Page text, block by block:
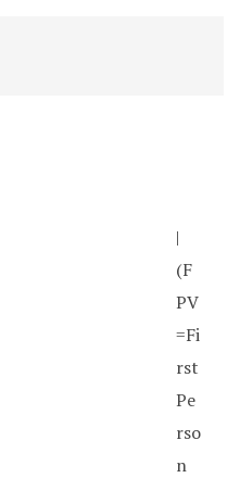
|
(F
PV
=Fi
rst
Pe
rso
n